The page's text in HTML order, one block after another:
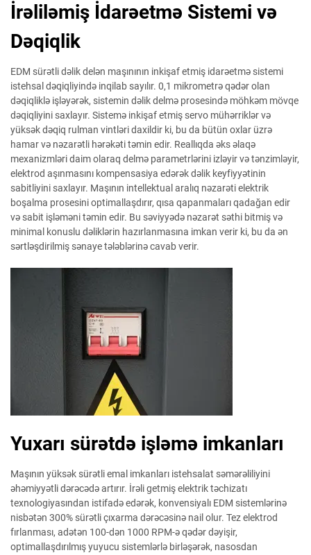
İrəliləmiş İdarəetmə Sistemi və
Dəqiqlik
EDM sürətli dəlik delən maşınının inkişaf etmiş idarəetmə sistemi
istehsal dəqiqliyində inqilab sayılır. 0,1 mikrometrə qədər olan
dəqiqliklə işləyərək, sistemin dəlik delmə prosesində möhkəm mövqe
dəqiqliyini saxlayır. Sistemə inkişaf etmiş servo mühərriklər və
yüksək dəqiq rulman vintləri daxildir ki, bu da bütün oxlar üzrə
hamar və nəzarətli hərəkəti təmin edir. Reallıqda əks əlaqə
mexanizmləri daim olaraq delmə parametrlərini izləyir və tənzimləyir,
elektrod aşınmasını kompensasiya edərək dəlik keyfiyyətinin
sabitliyini saxlayır. Maşının intellektual aralıq nəzarəti elektrik
boşalma prosesini optimallaşdırır, qısa qapanmaları qadağan edir
və sabit işləməni təmin edir. Bu səviyyədə nəzarət səthi bitmiş və
minimal konuslu dəliklərin hazırlanmasına imkan verir ki, bu da ən
sərtləşdirilmiş sənaye tələblərinə cavab verir.
Yuxarı sürətdə işləmə imkanları
Maşının yüksək sürətli emal imkanları istehsalat səmərəliliyini
əhəmiyyətli dərəcədə artırır. İrəli getmiş elektrik təchizatı
texnologiyasından istifadə edərək, konvensiyalı EDM sistemlərinə
nisbətən 300% sürətli çıxarma dərəcəsinə nail olur. Tez elektrod
fırlanması, adətən 100-dən 1000 RPM-ə qədər dəyişir,
optimallaşdırılmış yuyucu sistemlərlə birləşərək, nasosdan